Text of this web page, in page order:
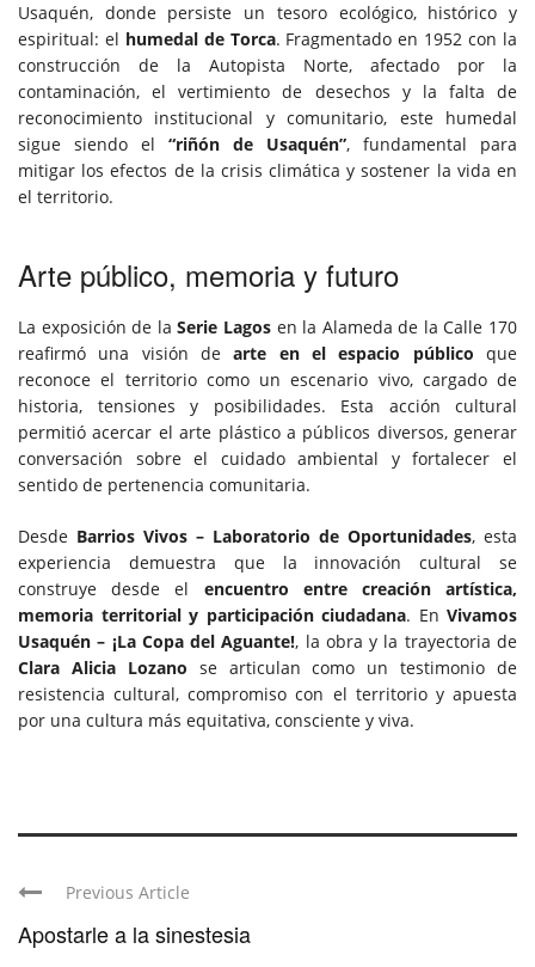
Usaquén, donde persiste un tesoro ecológico, histórico y
espiritual: el humedal de Torca. Fragmentado en 1952 con la
construcción de la Autopista Norte, afectado por la
contaminación, el vertimiento de desechos y la falta de
reconocimiento institucional y comunitario, este humedal
sigue siendo el “riñón de Usaquén”, fundamental para
mitigar los efectos de la crisis climática y sostener la vida en
el territorio.
Arte público, memoria y futuro
La exposición de laSerie Lagosen la Alameda de la Calle 170
reafirmó una visión dearte en el espacio público que
reconoce el territorio como un escenario vivo, cargado de
historia, tensiones y posibilidades. Esta acción cultural
permitió acercar el arte plástico a públicos diversos, generar
conversación sobre el cuidado ambiental y fortalecer el
sentido de pertenencia comunitaria.
Desde Barrios Vivos – Laboratorio de Oportunidades, esta
experiencia demuestra que la innovación cultural se
construye desde el encuentro entre creación artística,
memoria territorial y participación ciudadana. En Vivamos
Usaquén – ¡La Copa del Aguante!, la obra y la trayectoria de
Clara Alicia Lozano se articulan como un testimonio de
resistencia cultural, compromiso con el territorio y apuesta
por una cultura más equitativa, consciente y viva.
Previous Article
Apostarle a la sinestesia